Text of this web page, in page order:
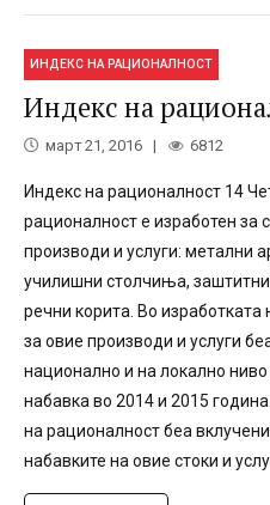
ИНДЕКС НА РАЦИОНАЛНОСТ
Индекс на
март 21, 2016 6812
Индекс на рационалност 14
рационалност е изработен за
производи и услуги: метални
училишни столчиња,
речни корита. Во
за овие производи и услуги
национално и на локално
набавка во 2014 и 2015
на рационалност беа
набавките на овие стоки и